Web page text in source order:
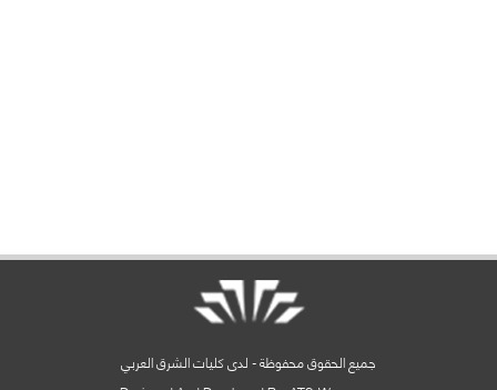
جميع الحقوق محفوظة - لدى كليات الشرق العربي